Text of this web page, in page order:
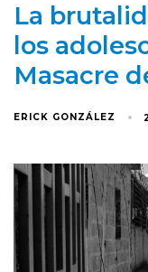
La
los
Masacre
ERICK GONZÁLEZ